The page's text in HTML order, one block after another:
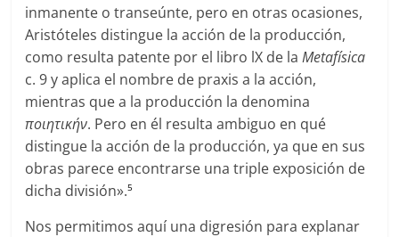
inmanente o transeúnte, pero en otras ocasiones,
Aristóteles distingue la acción de la producción,
como resulta patente por el libro lX de laMetafísica
c. 9 y aplica el nombre de praxis a la acción,
mientras que a la producción la denomina
ποιητικήν. Pero en él resulta ambiguo en qué
distingue la acción de la producción, ya que en sus
obras parece encontrarse una triple exposición de
dicha división».5
Nos permitimos aquí una digresión para explanar